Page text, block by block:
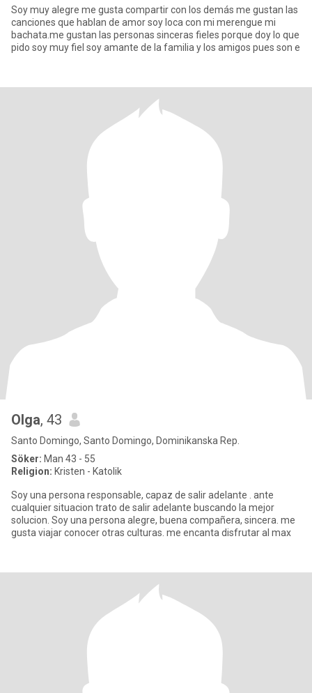
Soy muy alegre me gusta compartir con los demás me gustan las
canciones que hablan de amor soy loca con mi merengue mi
bachata.me gustan las personas sinceras fieles porque doy lo que
pido soy muy fiel soy amante de la familia y los amigos pues son e
Olga, 43
Santo Domingo, Santo Domingo, Dominikanska Rep.
Söker: Man 43 - 55
Religion: Kristen - Katolik
Soy una persona responsable, capaz de salir adelante . ante
cualquier situacion trato de salir adelante buscando la mejor
solucion. Soy una persona alegre, buena compañera, sincera. me
gusta viajar conocer otras culturas. me encanta disfrutar al max